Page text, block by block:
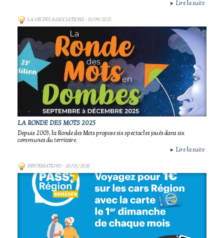
► Lire la suite
LA VIE DES ASSOCIATIONS- 11/09/2025
LA RONDE DES MOTS 2025
Depuis 2003, la Ronde des Mots propose six spectacles joués dans six
communes du territoire.
► Lire la suite
INFORMATIONS- 20/01/2026